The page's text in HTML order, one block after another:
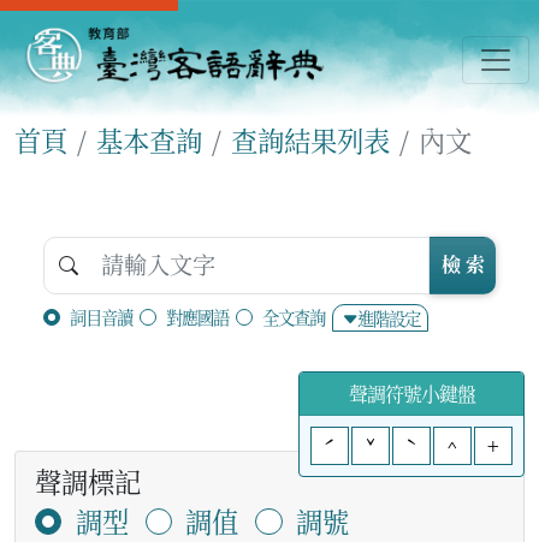
首頁 基本查詢 查詢結果列表 內文
詞目音讀 對應國語 全文查詢 進階設定
檢 索
聲調符號小鍵盤
ˊ
ˇ ˋ ^ +
聲調標記
調型
調值
調號